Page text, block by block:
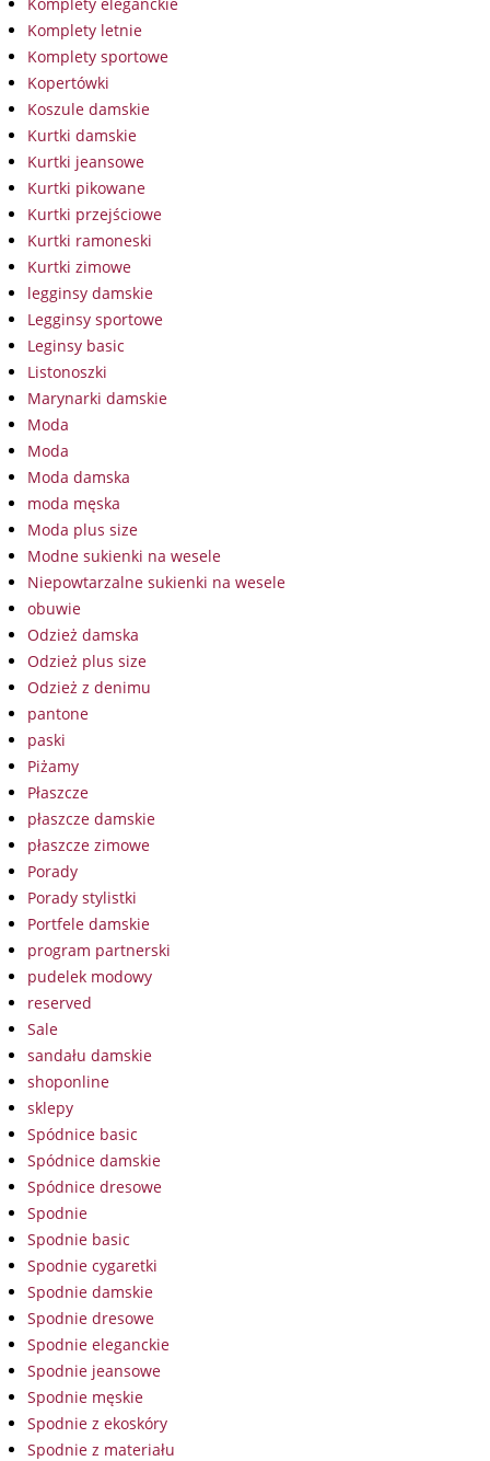
Komplety letnie
Komplety sportowe
Kopertówki
Koszule damskie
Kurtki damskie
Kurtki jeansowe
Kurtki pikowane
Kurtki przejściowe
Kurtki ramoneski
Kurtki zimowe
legginsy damskie
Legginsy sportowe
Leginsy basic
Listonoszki
Marynarki damskie
Moda
Moda
Moda damska
moda męska
Moda plus size
Modne sukienki na wesele
Niepowtarzalne sukienki na wesele
obuwie
Odzież damska
Odzież plus size
Odzież z denimu
pantone
paski
Piżamy
Płaszcze
płaszcze damskie
płaszcze zimowe
Porady
Porady stylistki
Portfele damskie
program partnerski
pudelek modowy
reserved
Sale
sandału damskie
shoponline
sklepy
Spódnice basic
Spódnice damskie
Spódnice dresowe
Spodnie
Spodnie basic
Spodnie cygaretki
Spodnie damskie
Spodnie dresowe
Spodnie eleganckie
Spodnie jeansowe
Spodnie męskie
Spodnie z ekoskóry
Spodnie z materiału